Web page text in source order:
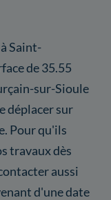
Saint-
de 35.55
sur-Sioule
déplacer sur
Pour qu'ils
travaux dès
aussi
d'une date